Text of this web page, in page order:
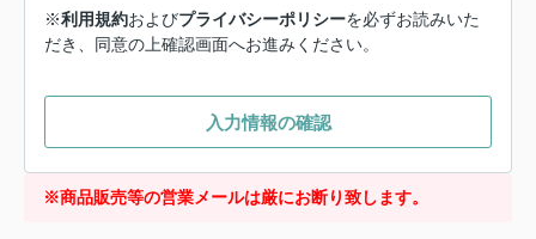
※利用規約およびプライバシーポリシーを必ずお読みいた
だき、同意の上確認画面へお進みください。
入力情報の確認
※商品販売等の営業メールは厳にお断り致します。